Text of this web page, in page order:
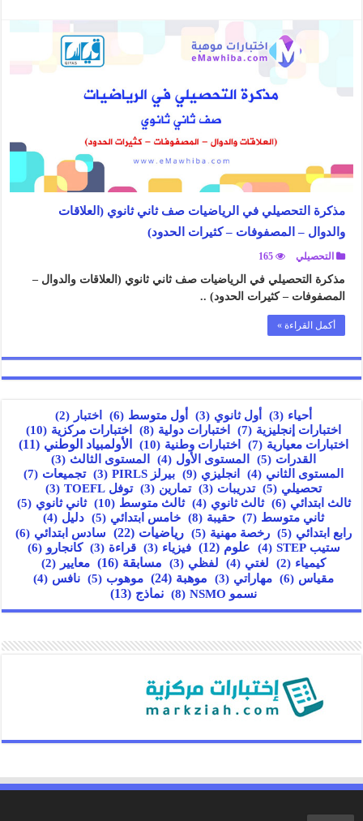
مذكرة التحصيلي في الرياضيات صف ثاني ثانوي (العلاقات
والدوال – المصفوفات – كثيرات الحدود)
التحصيلي 165
مذكرة التحصيلي في الرياضيات صف ثاني ثانوي (العلاقات والدوال –
المصفوفات – كثيرات الحدود) ..
أكمل القراءة »
أحياء (3) أول ثانوي (3) أول متوسط (6) اختبار (2)
اختبارات إنجليزية (7) اختبارات دولية (8) اختبارات مركزية (10)
اختبارات معيارية (7) اختبارات وطنية (10) الأولمبياد الوطني (11)
القدرات (5) المستوى الأول (4) المستوى الثالث (3)
المستوى الثاني (4) انجليزي (9) بيرلز PIRLS (3) تجميعات (7)
تحصيلي (5) تدريبات (3) تمارين (3) توفل TOEFL (3)
ثالث ابتدائي (6) ثالث ثانوي (4) ثالث متوسط (10) ثاني ثانوي (5)
ثاني متوسط (7) حقيبة (8) خامس ابتدائي (5) دليل (4)
رابع ابتدائي (5) رخصة مهنية (5) رياضيات (22) سادس ابتدائي (6)
ستيب STEP (4) علوم (12) فيزياء (3) قراءة (3) كانجارو (6)
كيمياء (2) لغتي (4) لفظي (3) مسابقة (16) معايير (2)
مقياس (6) مهاراتي (3) موهبة (24) موهوب (5) نافس (4)
نسمو NSMO (8) نماذج (13)